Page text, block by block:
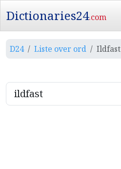
Dictionaries24.com
D24 Liste over ord Ildfast